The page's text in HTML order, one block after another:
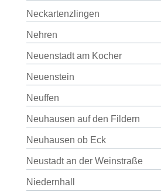
Neckartenzlingen
Nehren
Neuenstadt am Kocher
Neuenstein
Neuffen
Neuhausen auf den Fildern
Neuhausen ob Eck
Neustadt an der Weinstraße
Niedernhall